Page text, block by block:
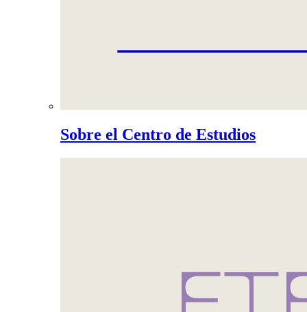
Sobre el Centro de Estudios